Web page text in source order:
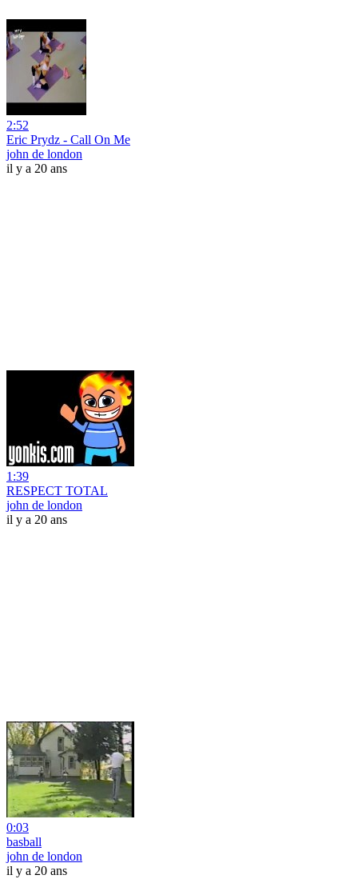
2:52
Eric Prydz - Call On Me
john de london
il y a 20 ans
1:39
RESPECT TOTAL
john de london
il y a 20 ans
0:03
basball
john de london
il y a 20 ans